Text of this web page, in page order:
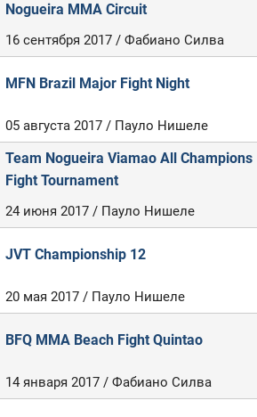
Nogueira MMA Circuit
16 сентября 2017 / Фабиано Силва
MFN Brazil Major Fight Night
05 августа 2017 / Пауло Нишеле
Team Nogueira Viamao All Champions
Fight Tournament
24 июня 2017 / Пауло Нишеле
JVT Championship 12
20 мая 2017 / Пауло Нишеле
BFQ MMA Beach Fight Quintao
14 января 2017 / Фабиано Силва